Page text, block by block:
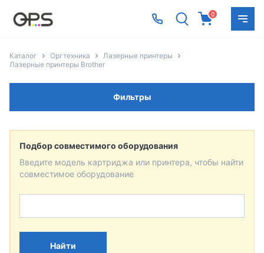
0
Каталог Оргтехника
Лазерные принтеры
Лазерные принтеры Brother
Фильтры
Подбор совместимого оборудования
Введите модель картриджа или принтера, чтобы найти
совместимое оборудование
Найти